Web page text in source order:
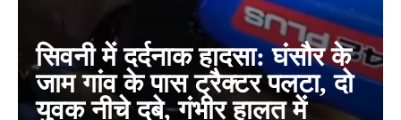
सिवनी में दर्दनाक हादसा: घंसौर के
जाम गांव के पास ट्रैक्टर पलटा, दो
युवक नीचे दबे, गंभीर हालत में